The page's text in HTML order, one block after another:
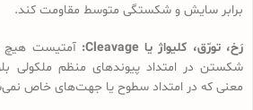
برابر سایش و شکستگی متوسط مقاومت کند.
رَخ، تورّق، کلیواژ یا Cleavage:
آمتیست هیچ
شکستن در امتداد پیوندهای منظم ملکولی
معنی که در امتداد سطوح یا جهت‌های خاص